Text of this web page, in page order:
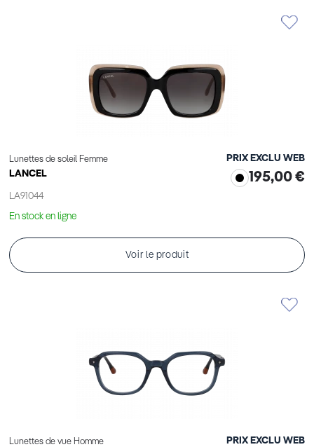
Lunettes de soleil Femme
LANCEL
LA91044
PRIX EXCLU WEB
195,00 €
En stock en ligne
Voir le produit
Lunettes de vue Homme PRIX EXCLU WEB